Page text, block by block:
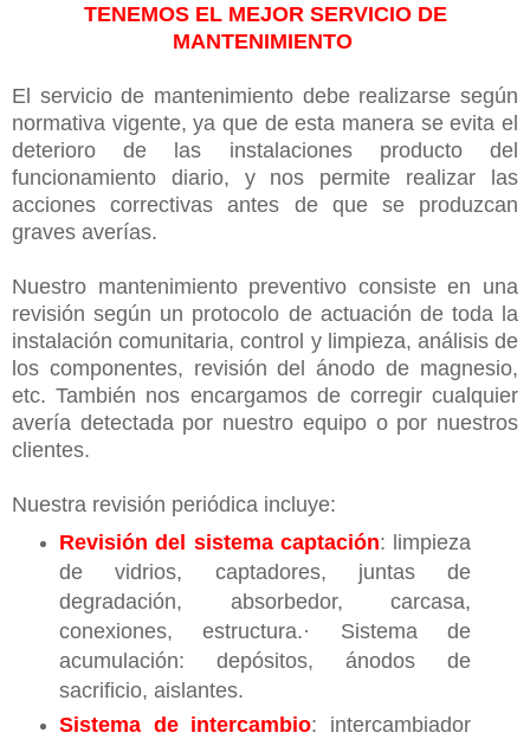
TENEMOS EL MEJOR SERVICIO DE
MANTENIMIENTO
El servicio de mantenimiento debe realizarse según
normativa vigente, ya que de esta manera se evita el
deterioro de las instalaciones producto del
funcionamiento diario, y nos permite realizar las
acciones correctivas antes de que se produzcan
graves averías.
Nuestro mantenimiento preventivo consiste en una
revisión según un protocolo de actuación de toda la
instalación comunitaria, control y limpieza, análisis de
los componentes, revisión del ánodo de magnesio,
etc. También nos encargamos de corregir cualquier
avería detectada por nuestro equipo o por nuestros
clientes.
Nuestra revisión periódica incluye:
Revisión del sistema captación: limpieza
de vidrios, captadores, juntas de
degradación, absorbedor, carcasa,
conexiones, estructura.· Sistema de
acumulación: depósitos, ánodos de
sacrificio, aislantes.
Sistema de intercambio: intercambiador